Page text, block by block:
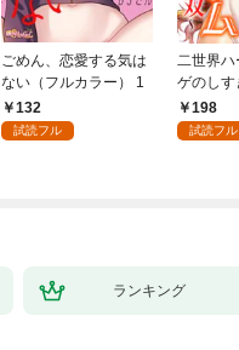
ごめん、恋愛する気は
ない（フルカラー） 1
132
試読フル
二世界ハ
ゲのしす
～１198
試読フル
ランキング